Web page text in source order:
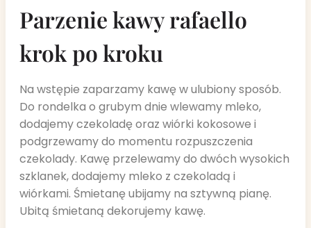
Parzenie kawy rafaello
krok po kroku
Na wstępie zaparzamy kawę w ulubiony sposób.
Do rondelka o grubym dnie wlewamy mleko,
dodajemy czekoladę oraz wiórki kokosowe i
podgrzewamy do momentu rozpuszczenia
czekolady. Kawę przelewamy do dwóch wysokich
szklanek, dodajemy mleko z czekoladą i
wiórkami. Śmietanę ubijamy na sztywną pianę.
Ubitą śmietaną dekorujemy kawę.